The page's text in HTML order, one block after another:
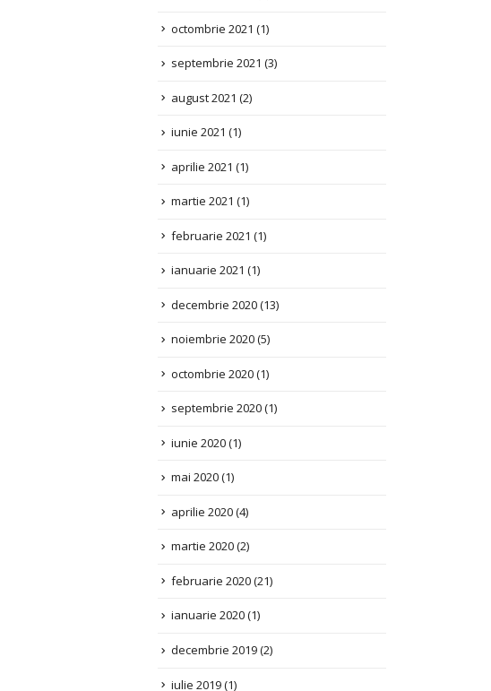
septembrie 2021(3)
august 2021 (2)
iunie 2021(1)
aprilie 2021(1)
martie 2021 (1)
februarie 2021
ianuarie 2021(1)
decembrie 2020(13)
noiembrie 2020(5)
octombrie 2020(1)
septembrie 2020(1)
iunie 2020(1)
mai 2020(1)
aprilie 2020(4)
martie 2020 (2)
februarie 2020
ianuarie 2020(1)
decembrie 2019(2)
iulie 2019(1)
aprilie 2019(1)